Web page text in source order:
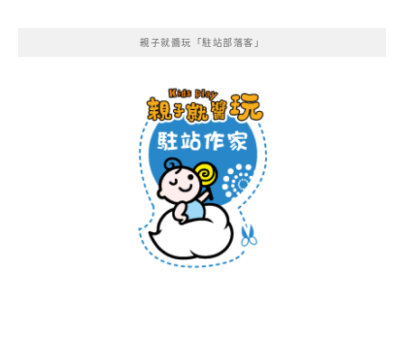
親子就醬玩「駐站部落客」